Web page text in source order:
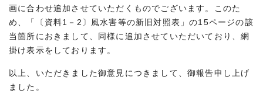
画に合わせ追加させていただくものでございます。このた
め、「〔資料1－2〕風水害等の新旧対照表」の15ページの該
当箇所におきまして、同様に追加させていただいており、網
掛け表示をしております。
以上、いただきました御意見につきまして、御報告申し上げ
ました。